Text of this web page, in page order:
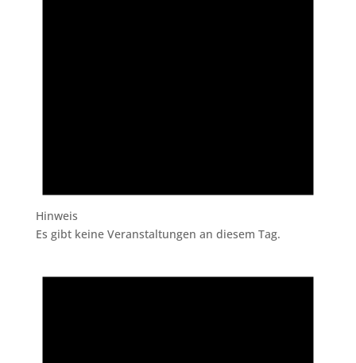
Hinweis
Es gibt keine Veranstaltungen an diesem Tag.